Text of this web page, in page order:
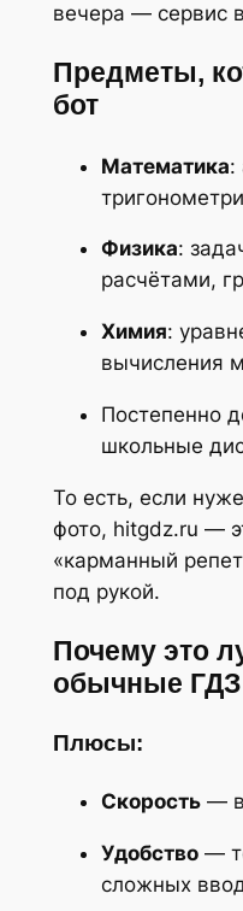
вечера — сервис
Предметы,
бот
Математика:
Физика:
расчётами,
Химия:
вычисления
Постепенно
школьные
То есть, если
фото, hitgdz.ru —
«карманный
под рукой.
Почему это
обычные ГДЗ
Плюсы:
Скорость—
Удобство—
сложных